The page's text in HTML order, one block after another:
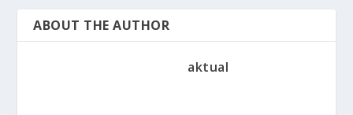
ABOUT THE AUTHOR
aktual